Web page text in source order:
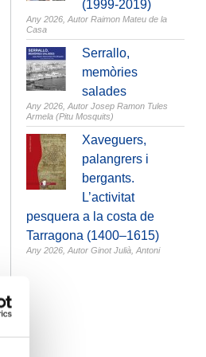
(1999-2019)
Any 2026, Autor Raimon Mateu de la
Casa
Serrallo,
memòries
salades
Any 2026, Autor Josep Ramon Tules
Armela (Pitu Mosquits)
Xaveguers,
palangrers i
bergants.
L’activitat
pesquera a la costa de
Tarragona (1400–1615)
Any 2026, Autor Ginot Julià, Antoni